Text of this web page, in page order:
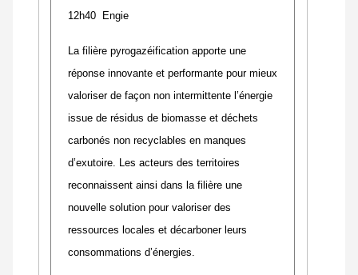
12h40 Engie
La filière pyrogazéification apporte une
réponse innovante et performante pour mieux
valoriser de façon non intermittente l’énergie
issue de résidus de biomasse et déchets
carbonés non recyclables en manques
d’exutoire. Les acteurs des territoires
reconnaissent ainsi dans la filière une
nouvelle solution pour valoriser des
ressources locales et décarboner leurs
consommations d’énergies.